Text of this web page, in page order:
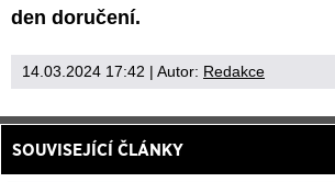
den doručení.
14.03.2024 17:42 | Autor: Redakce
SOUVISEJÍCÍ ČLÁNKY